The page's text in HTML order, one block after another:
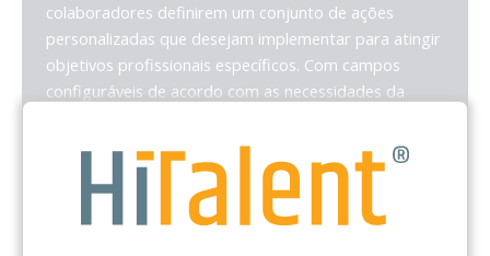
colaboradores definirem um conjunto de ações
personalizadas que desejam implementar para atingir
objetivos profissionais específicos. Com campos
configuráveis de acordo com as necessidades da
que serão posteriormente avaliadas e aprovadas pela
chefia. Este módulo promove um alinhamento entre
as aspirações dos colaboradores e os objetivos da
empresa, permitindo um acompanhamento contínuo